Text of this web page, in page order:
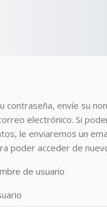
contraseña, envíe su
electrónico. Si
le enviaremos un
poder acceder de
de usuario